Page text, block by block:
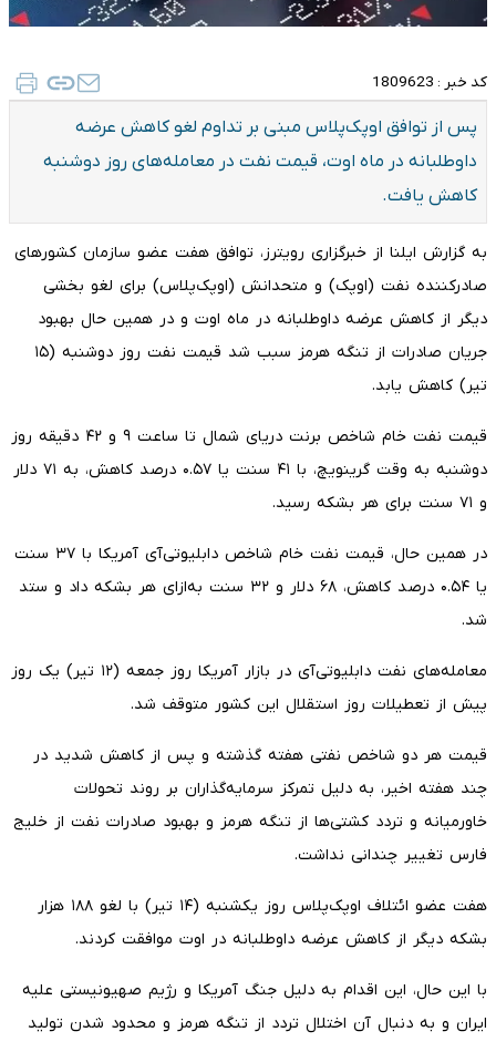
کد خبر : 1809623
پس از توافق اوپک‌پلاس مبنی بر تداوم لغو کاهش عرضه
داوطلبانه در ماه اوت، قیمت نفت در معامله‌های روز دوشنبه
کاهش یافت.
به گزارش ایلنا از خبرگزاری رویترز، توافق هفت عضو سازمان کشورهای
صادرکننده نفت (اوپک) و متحدانش (اوپک‌پلاس) برای لغو بخشی
دیگر از کاهش عرضه داوطلبانه در ماه اوت و در همین حال بهبود
جریان صادرات از تنگه هرمز سبب شد قیمت نفت روز دوشنبه (۱۵
تیر) کاهش یابد.
قیمت نفت خام شاخص برنت دریای شمال تا ساعت ۹ و ۴۲ دقیقه روز
دوشنبه به وقت گرینویچ، با ۴۱ سنت یا ۰.۵۷ درصد کاهش، به ۷۱ دلار
و ۷۱ سنت برای هر بشکه رسید.
در همین حال، قیمت نفت خام شاخص دابلیوتی‌آی آمریکا با ۳۷ سنت
یا ۰.۵۴ درصد کاهش، ۶۸ دلار و ۳۲ سنت به‌ازای هر بشکه داد و ستد
شد.
معامله‌های نفت دابلیوتی‌آی در بازار آمریکا روز جمعه (۱۲ تیر) یک روز
پیش از تعطیلات روز استقلال این کشور متوقف شد.
قیمت هر دو شاخص نفتی هفته گذشته و پس از کاهش شدید در
چند هفته اخیر، به دلیل تمرکز سرمایه‌گذاران بر روند تحولات
خاورمیانه و تردد کشتی‌ها از تنگه هرمز و بهبود صادرات نفت از خلیج
فارس تغییر چندانی نداشت.
هفت عضو ائتلاف اوپک‌پلاس روز یکشنبه (۱۴ تیر) با لغو ۱۸۸ هزار
بشکه دیگر از کاهش عرضه داوطلبانه در اوت موافقت کردند.
با این حال، این اقدام به دلیل جنگ آمریکا و رژیم صهیونیستی علیه
ایران و به دنبال آن اختلال تردد از تنگه هرمز و محدود شدن تولید